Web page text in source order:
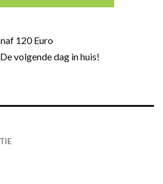
120 Euro
volgende dag in huis!